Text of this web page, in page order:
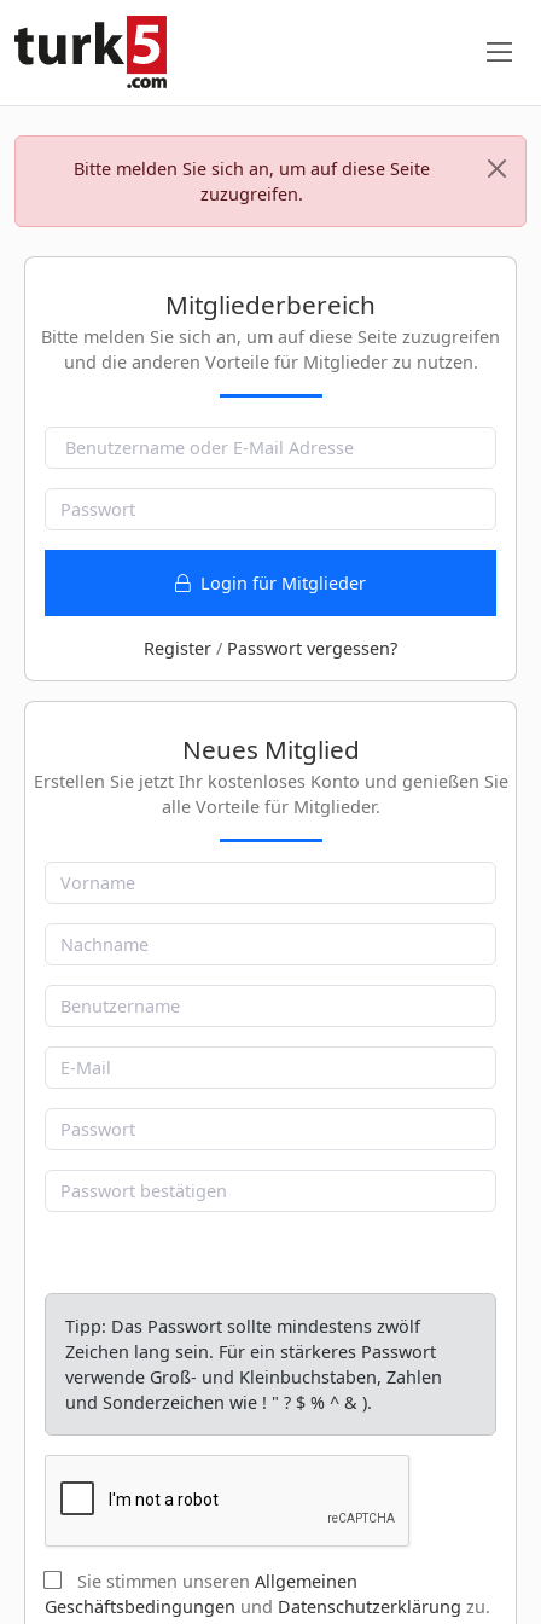
Bitte melden Sie sich an, um auf diese Seite
zuzugreifen.
Mitgliederbereich
Bitte melden Sie sich an, um auf diese Seite zuzugreifen
und die anderen Vorteile für Mitglieder zu nutzen.
Login für Mitglieder
Register / Passwort vergessen?
Neues Mitglied
Erstellen Sie jetzt Ihr kostenloses Konto und genießen Sie
alle Vorteile für Mitglieder.
Tipp: Das Passwort sollte mindestens zwölf
Zeichen lang sein. Für ein stärkeres Passwort
verwende Groß- und Kleinbuchstaben, Zahlen
und Sonderzeichen wie ! " ? $ % ^ & ).
Sie stimmen unseren Allgemeinen
Geschäftsbedingungen und Datenschutzerklärung zu.